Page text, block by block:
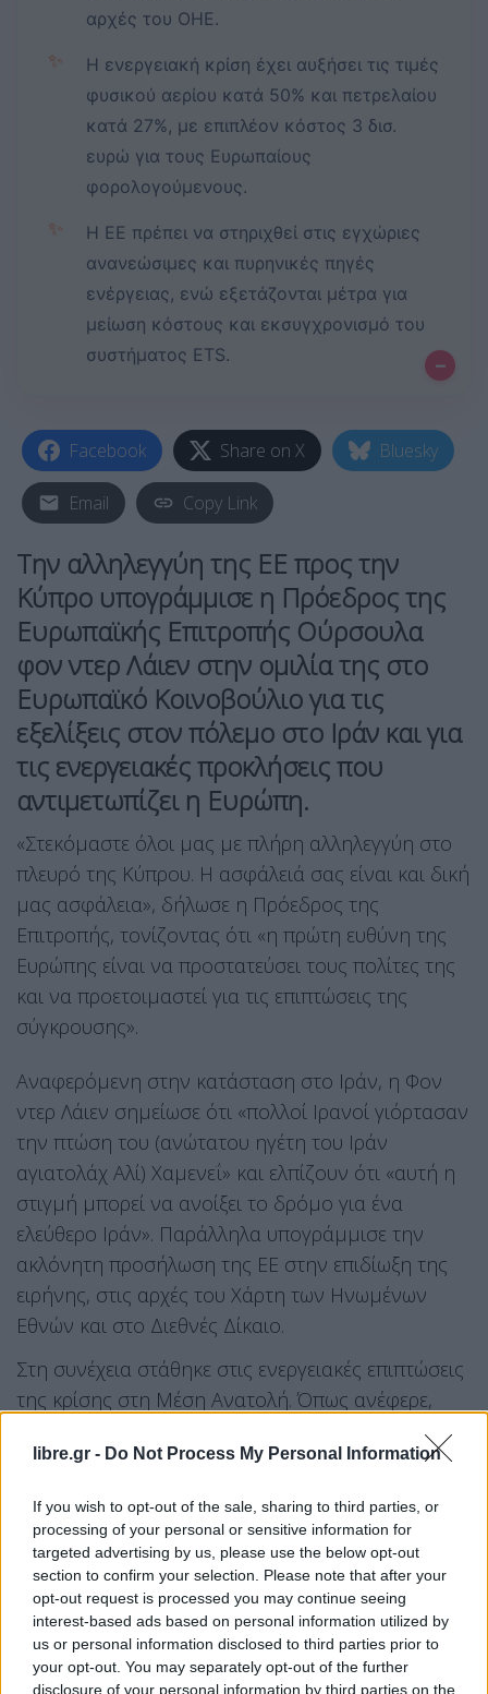
libre.gr - Do Not Process My Personal Information
If you wish to opt-out of the sale, sharing to third parties, or
processing of your personal or sensitive information for
targeted advertising by us, please use the below opt-out
section to confirm your selection. Please note that after your
opt-out request is processed you may continue seeing
interest-based ads based on personal information utilized by
us or personal information disclosed to third parties prior to
your opt-out. You may separately opt-out of the further
disclosure of your personal information by third parties on the
αρχές του ΟΗΕ.
✨
Η ενεργειακή κρίση έχει αυξήσει τις τιμές
φυσικού αερίου κατά 50% και πετρελαίου
κατά 27%, με επιπλέον κόστος 3 δισ.
ευρώ για τους Ευρωπαίους
φορολογούμενους.
✨
Η ΕΕ πρέπει να στηριχθεί στις εγχώριες
ανανεώσιμες και πυρηνικές πηγές
ενέργειας, ενώ εξετάζονται μέτρα για
μείωση κόστους και εκσυγχρονισμό του
συστήματος ETS.
–
Facebook Share on X Bluesky
Email Copy Link
Την αλληλεγγύη της ΕΕ προς την
Κύπρο υπογράμμισε η Πρόεδρος της
Ευρωπαϊκής Επιτροπής Ούρσουλα
φον ντερ Λάιεν στην ομιλία της στο
Ευρωπαϊκό Κοινοβούλιο για τις
εξελίξεις στον πόλεμο στο Ιράν και για
τις ενεργειακές προκλήσεις που
αντιμετωπίζει η Ευρώπη.
«Στεκόμαστε όλοι μας με πλήρη αλληλεγγύη στο
πλευρό της Κύπρου. Η ασφάλειά σας είναι και δική
μας ασφάλεια», δήλωσε η Πρόεδρος της
Επιτροπής, τονίζοντας ότι «η πρώτη ευθύνη της
Ευρώπης είναι να προστατεύσει τους πολίτες της
και να προετοιμαστεί για τις επιπτώσεις της
σύγκρουσης».
Αναφερόμενη στην κατάσταση στο Ιράν, η Φον
ντερ Λάιεν σημείωσε ότι «πολλοί Ιρανοί γιόρτασαν
την πτώση του (ανώτατου ηγέτη του Ιράν
αγιατολάχ Αλί) Χαμενεΐ» και ελπίζουν ότι «αυτή η
στιγμή μπορεί να ανοίξει το δρόμο για ένα
ελεύθερο Ιράν». Παράλληλα υπογράμμισε την
ακλόνητη προσήλωση της ΕΕ στην επιδίωξη της
ειρήνης, στις αρχές του Χάρτη των Ηνωμένων
Εθνών και στο Διεθνές Δίκαιο.
Στη συνέχεια στάθηκε στις ενεργειακές επιπτώσεις
της κρίσης στη Μέση Ανατολή. Όπως ανέφερε,
πηγών ενέργειας, η Ευρώπη εξακολουθεί να είναι
αγορές. Σύμφωνα με τα στοιχεία που παρουσίασε,
από την έναρξη της σύγκρουσης «οι τιμές του
φυσικού αερίου αυξήθηκαν κατά 50% και του
πετρελαίου κατά 27%», γεγονός που σημαίνει ότι
«δέκα ημέρες πολέμου έχουν ήδη κοστίσει στους
Ευρωπαίους φορολογούμενους επιπλέον 3 δισ.